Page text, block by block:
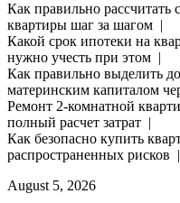
Как правильно рассчитать
квартиры шаг за шагом |
Какой срок ипотеки на
нужно учесть при этом |
Как правильно выделить
материнским капиталом
Ремонт 2-комнатной
полный расчет затрат |
Как безопасно купить
распространенных рисков |
August 5, 2026